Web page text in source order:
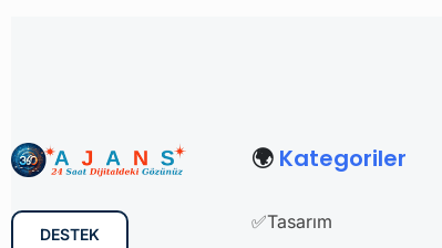
DESTEK
🌍 Kategoriler
✅Tasarım